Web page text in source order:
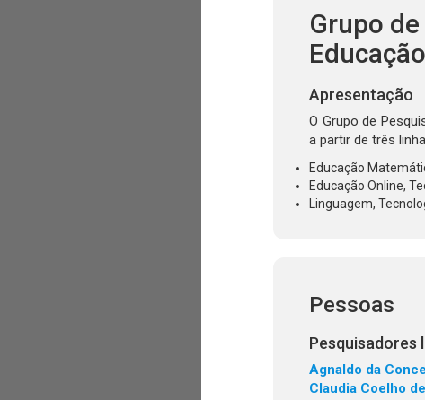
Grupo
Apresentação
O Grupo de
a partir de três
Educação
Educação Online,
Linguagem,
Pessoas
Pesquisadores
Agnaldo da
Claudia Coelho